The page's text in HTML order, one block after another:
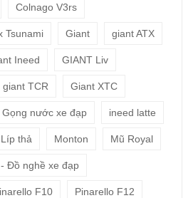
Colnago V3rs
Tsunami Giant giant ATX
Ineed GIANT Liv
giant TCR Giant XTC
Gọng nước xe đạp ineed latte
Líp thả Monton Mũ Royal
Đồ nghề xe đạp
F10 Pinarello F12